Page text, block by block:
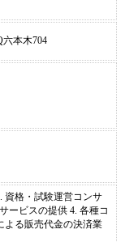
本木704
資格・試験運営コンサ
ービスの提供 4. 各種コ
よる販売代金の決済業